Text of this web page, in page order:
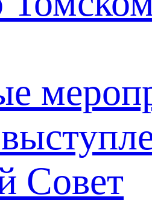
Совет